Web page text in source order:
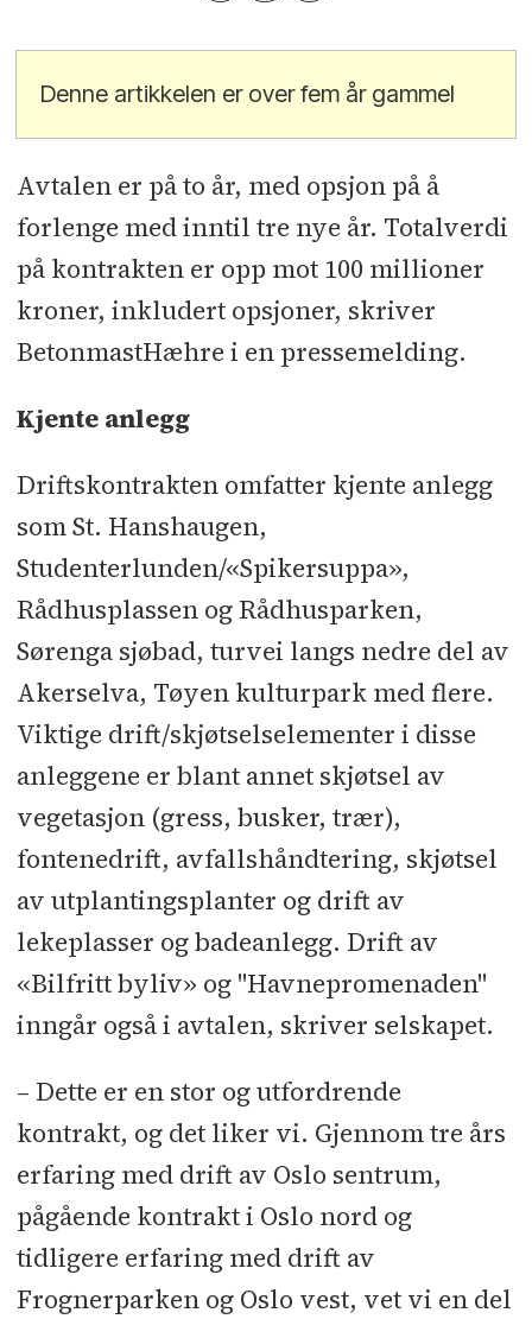
Denne artikkelen er over fem år gammel
Avtalen er på to år, med opsjon på å
forlenge med inntil tre nye år. Totalverdi
på kontrakten er opp mot 100 millioner
kroner, inkludert opsjoner, skriver
BetonmastHæhre i en pressemelding.
Kjente anlegg
Driftskontrakten omfatter kjente anlegg
som St. Hanshaugen,
Studenterlunden/«Spikersuppa»,
Rådhusplassen og Rådhusparken,
Sørenga sjøbad, turvei langs nedre del av
Akerselva, Tøyen kulturpark med flere.
Viktige drift/skjøtselselementer i disse
anleggene er blant annet skjøtsel av
vegetasjon (gress, busker, trær),
fontenedrift, avfallshåndtering, skjøtsel
av utplantingsplanter og drift av
lekeplasser og badeanlegg. Drift av
«Bilfritt byliv» og "Havnepromenaden"
inngår også i avtalen, skriver selskapet.
– Dette er en stor og utfordrende
kontrakt, og det liker vi. Gjennom tre års
erfaring med drift av Oslo sentrum,
pågående kontrakt i Oslo nord og
tidligere erfaring med drift av
Frognerparken og Oslo vest, vet vi en del